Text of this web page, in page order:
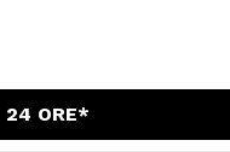
24 ORE*